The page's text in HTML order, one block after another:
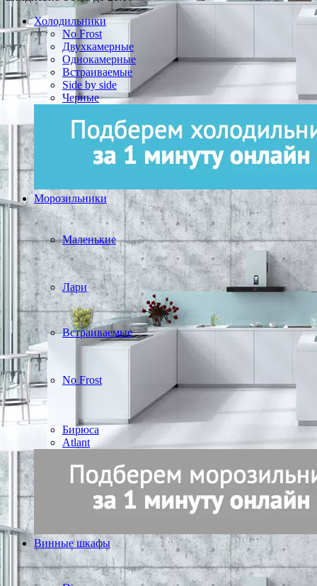
Холодильники
No Frost
Двухкамерные
Однокамерные
Встраиваемые
Side by side
Черные
Морозильники
Маленькие
Лари
Встраиваемые
No Frost
Бирюса
Atlant
Винные шкафы